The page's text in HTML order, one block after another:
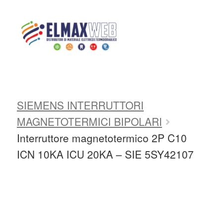
Shop Online
Chi siamo
Preventivo Impianto Elettrico
Home Shop
SIEMENS INTERRUTTORI
MAGNETOTERMICI BIPOLARI
Interruttore magnetotermico 2P C10
ICN 10KA ICU 20KA – SIE 5SY42107